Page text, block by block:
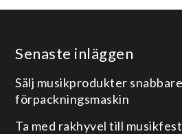
Senaste inläggen
Sälj musikprodukter
förpackningsmaskin
Ta med rakhyvel till